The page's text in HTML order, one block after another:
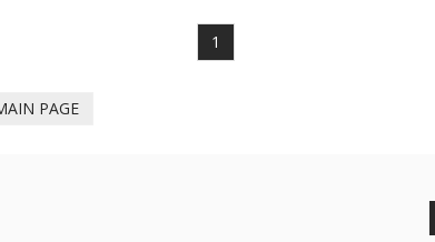
1
PAGE